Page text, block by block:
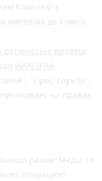
Комісією з
до Комісії
видавці
WAN-IFRA
"Прес-служба",
на правах
разом: Медіа та
асоціацією